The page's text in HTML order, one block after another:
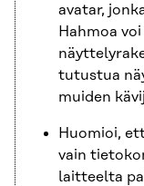
avatar,
Hahmoa
tutustua
muiden
Huomioi,
vain
laitteelta